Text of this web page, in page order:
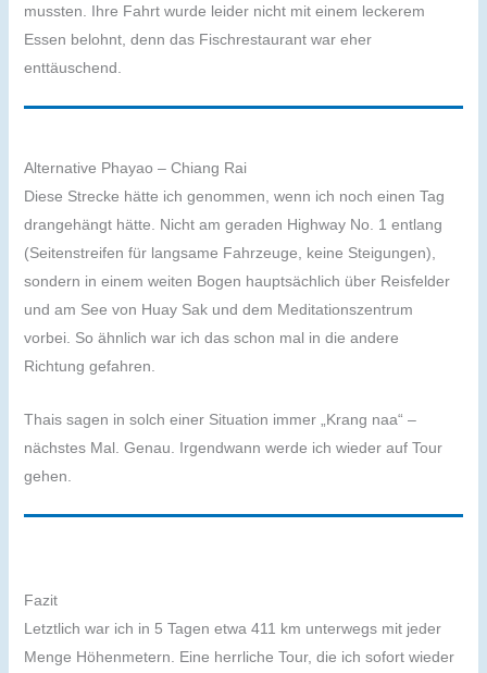
mussten. Ihre Fahrt wurde leider nicht mit einem leckerem
Essen belohnt, denn das Fischrestaurant war eher
enttäuschend.
Alternative Phayao – Chiang Rai
Diese Strecke hätte ich genommen, wenn ich noch einen Tag
drangehängt hätte. Nicht am geraden Highway No. 1 entlang
(Seitenstreifen für langsame Fahrzeuge, keine Steigungen),
sondern in einem weiten Bogen hauptsächlich über Reisfelder
und am See von Huay Sak und dem Meditationszentrum
vorbei. So ähnlich war ich das schon mal in die andere
Richtung gefahren.
Thais sagen in solch einer Situation immer „Krang naa“ –
nächstes Mal. Genau. Irgendwann werde ich wieder auf Tour
gehen.
Fazit
Letztlich war ich in 5 Tagen etwa 411 km unterwegs mit jeder
Menge Höhenmetern. Eine herrliche Tour, die ich sofort wieder